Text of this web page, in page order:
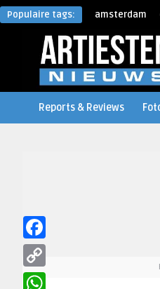
Populaire tags: amsterdam
Reports & Reviews
Facebook
Copy